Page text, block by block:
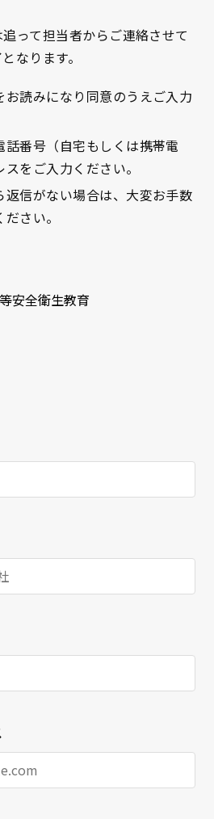
って担当者からご連絡させて
なります。
お読みになり同意のうえご入力
番号（自宅もしくは携帯電
をご入力ください。
返信がない場合は、大変お手数
さい。